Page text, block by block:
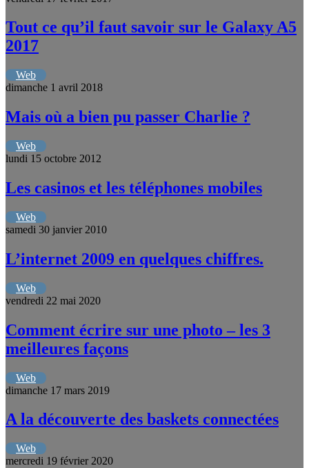
Tout ce qu’il faut savoir sur le Galaxy A5
2017
Web
dimanche 1 avril 2018
Mais où a bien pu passer Charlie ?
Web
lundi 15 octobre 2012
Les casinos et les téléphones mobiles
Web
samedi 30 janvier 2010
L’internet 2009 en quelques chiffres.
Web
vendredi 22 mai 2020
Comment écrire sur une photo – les 3
meilleures façons
Web
dimanche 17 mars 2019
A la découverte des baskets connectées
Web
mercredi 19 février 2020